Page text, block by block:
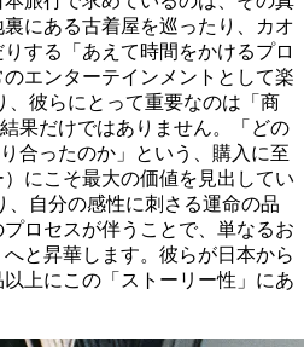
にある古着屋を巡ったり、カオ
する「あえて時間をかけるプロ
エンターテインメントとして楽
、彼らにとって重要なのは「商
果だけではありません。「どの
合ったのか」という、購入に至
にこそ最大の価値を見出してい
、自分の感性に刺さる運命の品
ロセスが伴うことで、単なるお
と昇華します。彼らが日本から
上にこの「ストーリー性」にあ